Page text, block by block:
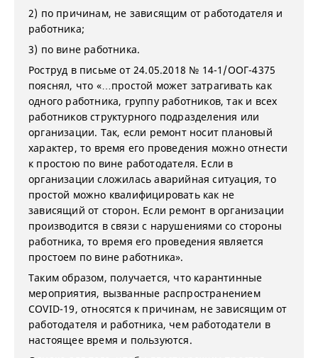
2) по причинам, не зависящим от работодателя и
работника;
3) по вине работника.
Роструд в письме от 24.05.2018 № 14-1/ООГ-4375
пояснял, что «…простой может затрагивать как
одного работника, группу работников, так и всех
работников структурного подразделения или
организации. Так, если ремонт носит плановый
характер, то время его проведения можно отнести
к простою по вине работодателя. Если в
организации сложилась аварийная ситуация, то
простой можно квалифицировать как не
зависящий от сторон. Если ремонт в организации
производится в связи с нарушениями со стороны
работника, то время его проведения является
простоем по вине работника».
Таким образом, получается, что карантинные
мероприятия, вызванные распространением
COVID-19, относятся к причинам, не зависящим от
работодателя и работника, чем работодатели в
настоящее время и пользуются.